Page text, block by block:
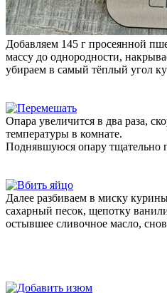
Добавляем 145 г просеянной
массу до однородности,
убираем в самый тёплый угол
Опара увеличится в два раза,
температуры в комнате.
Поднявшуюся опару тщательно
Далее разбиваем в миску
сахарный песок, щепотку
остывшее сливочное масло,